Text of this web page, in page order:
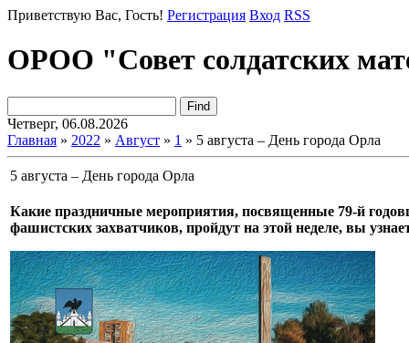
Приветствую Вас, Гость! Регистрация Вход RSS
ОРОО "Совет солдатских
Четверг, 06.08.2026
Главная » 2022 » Август » 1 » 5 августа – День города Орла
5 августа – День города Орла
Какие праздничные мероприятия, посвященные 79-й
фашистских захватчиков, пройдут на этой неделе, вы